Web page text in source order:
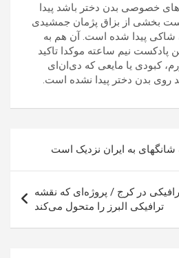
خصوصی بدن دختر باشد پیدا
بخشی از بزاق پژمان جمشیدی
شاکی پیدا شده است. آن هم به
پادکست نیم ساعته موکدا تاکید
کبودی یا مایعی که دی‌ان‌ای
روی بدن دختر پیدا نشده است.
به ایران نزدیک است
در کرج / پروژه‌ای که نقشه
ترافیکی البرز را متحول می‌کند